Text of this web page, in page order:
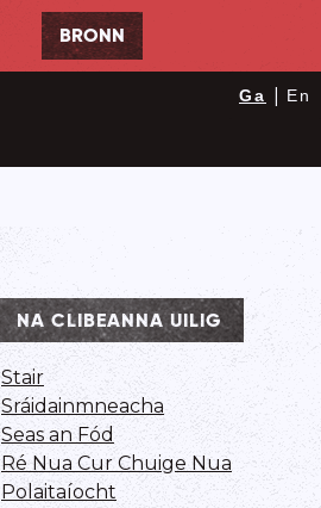
BRONN
NA CLIBEANNA UILIG
Stair
Sráidainmneacha
Seas an Fód
Ré Nua Cur Chuige Nua
Polaitaíocht
Ga En